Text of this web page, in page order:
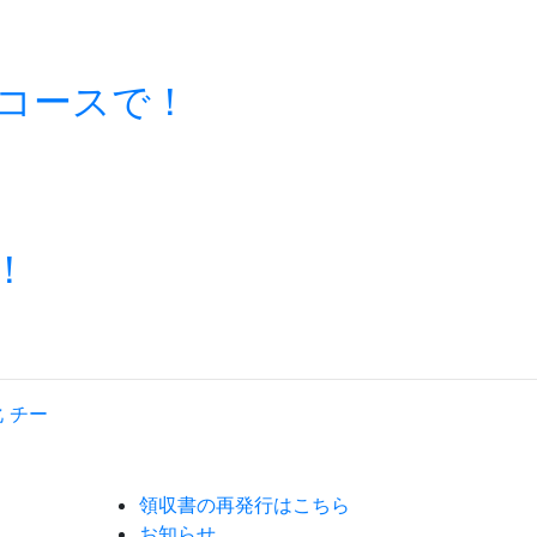
ースで！
領収書の再発行はこちら